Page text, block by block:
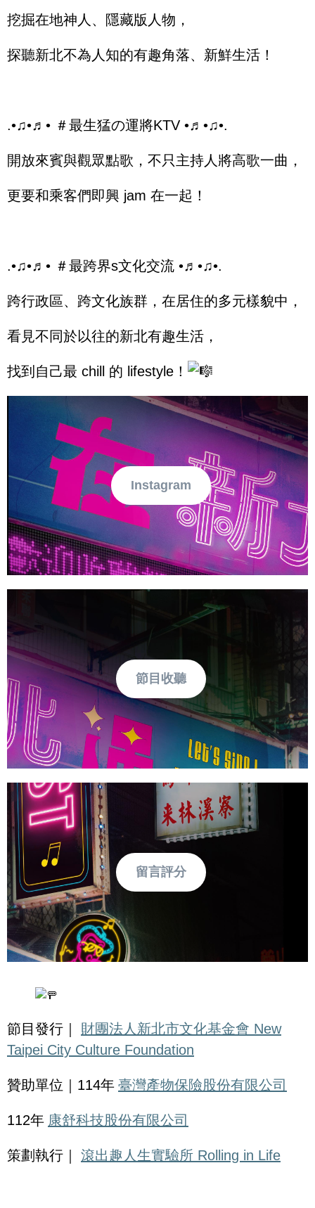
挖掘在地神人、隱藏版人物，
探聽新北不為人知的有趣角落、新鮮生活！
.•♫•♬• ＃最生猛の運將KTV •♬•♫•.
開放來賓與觀眾點歌，不只主持人將高歌一曲，
更要和乘客們即興 jam 在一起！
.•♫•♬• ＃最跨界s文化交流 •♬•♫•.
跨行政區、跨文化族群，在居住的多元樣貌中，
看見不同於以往的新北有趣生活，
找到自己最 chill 的 lifestyle！
Instagram
節目收聽
留言評分
節目發行｜
財團法人新北市文化基金會 New
Taipei City Culture Foundation
贊助單位｜114年 臺灣產物保險股份有限公司
112年 康舒科技股份有限公司
策劃執行｜ 滾出趣人生實驗所 Rolling in Life